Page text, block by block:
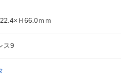
Ｈ66.0ｍｍ
ス9